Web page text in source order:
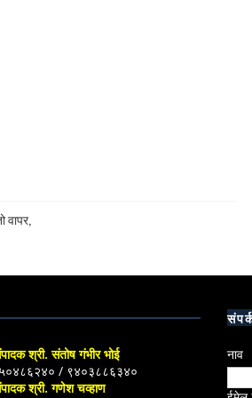
वापर,
श्री. संतोष गंभीर भोई
/ ९४०३८८६३४०
श्री. गणेश चव्हाण
नाव